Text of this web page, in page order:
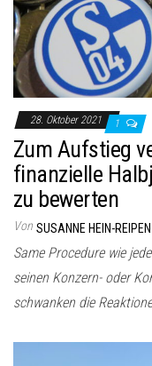
28. Oktober 2021 1
Zum Aufstieg
finanzielle
zu bewerten
Von SUSANNE HEIN-REIPEN
Same Procedure wie
seinen Konzern- oder
schwanken die